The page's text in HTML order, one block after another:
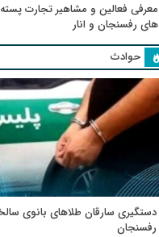
معرفی فعالین و مشاهیر تجارت
های رفسنجان و انار
حوادث
دستگیری سارقان طلاهای بانوی
رفسنجان